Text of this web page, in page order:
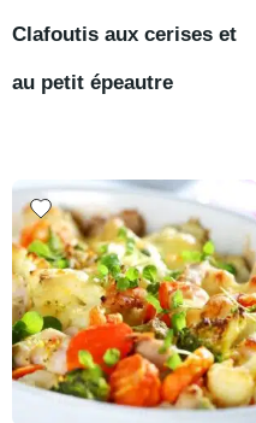
Clafoutis aux cerises et
au petit épeautre